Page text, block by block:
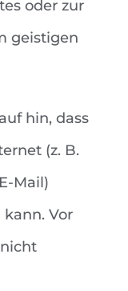
oder zur
geistigen
hin, dass
(z. B.
Mail)
Vor